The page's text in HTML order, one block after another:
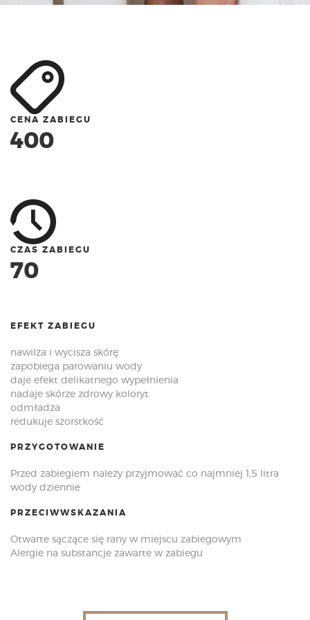
CENA ZABIEGU
400
CZAS ZABIEGU
70
EFEKT ZABIEGU
nawilża i wycisza skórę
zapobiega parowaniu wody
daje efekt delikatnego wypełnienia
nadaje skórze zdrowy koloryt
odmładza
redukuje szorstkość
PRZYGOTOWANIE
Przed zabiegiem należy przyjmować co najmniej 1,5 litra
wody dziennie
PRZECIWWSKAZANIA
Otwarte sączące się rany w miejscu zabiegowym
Alergie na substancje zawarte w zabiegu